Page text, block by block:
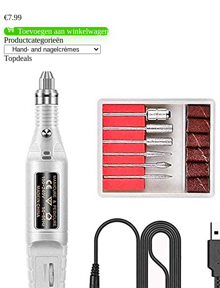
€7.99
Toevoegen aan winkelwagen
Productcategorieën
Topdeals